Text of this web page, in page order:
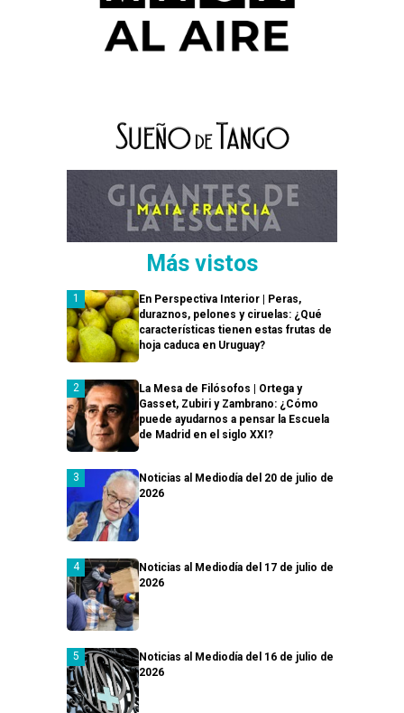
Más vistos
En Perspectiva Interior | Peras,
duraznos, pelones y ciruelas: ¿Qué
características tienen estas frutas de
hoja caduca en Uruguay?
La Mesa de Filósofos | Ortega y
Gasset, Zubiri y Zambrano: ¿Cómo
puede ayudarnos a pensar la Escuela
de Madrid en el siglo XXI?
Noticias al Mediodía del 20 de julio de
2026
Noticias al Mediodía del 17 de julio de
2026
Noticias al Mediodía del 16 de julio de
2026